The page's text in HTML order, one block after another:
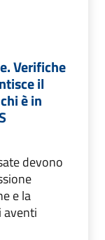
Verifiche
il
è in
devono
e la
aventi